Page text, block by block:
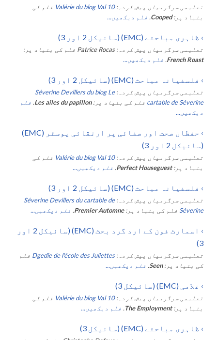
تعلیمی سرگرمیاں پیش کردہ: Valérie du blog Val 10 فلم کی
بنیاد پر: Cooped
. فلم دیکھیں...
› ظاہری مباحثے (EMC) (سائیکل 2 اور 3)
تعلیمی سرگرمیاں پیش کردہ: Patrice Rocas فلم کی بنیاد پر:
French Roast
. فلم دیکھیں...
› فلسفیانہ مباحث (EMC) (سائیکل 2 اور 3)
تعلیمی سرگرمیاں پیش کردہ: Séverine Devillers du blog Le
cartable de Séverine فلم کی بنیاد پر: Les ailes du papillon
. فلم
دیکھیں...
›
حفظان صحت اور صفائی پر ارتقائی پوسٹر (EMC)
(سائیکل 2 اور 3)
تعلیمی سرگرمیاں پیش کردہ: Valérie du blog Val 10 فلم کی
بنیاد پر: Perfect Houseguest
. فلم دیکھیں...
› فلسفیانہ مباحث (EMC) (سائیکل 2 اور 3)
تعلیمی سرگرمیاں پیش کردہ: Séverine Devillers du cartable de
Séverine فلم کی بنیاد پر: Premier Automne
. فلم دیکھیں...
›
اسمارٹ فون کے ارد گرد بحث (EMC) (سائیکل 2 اور
3)
تعلیمی سرگرمیاں پیش کردہ: Dgedie de l'école des Juliettes فلم
کی بنیاد پر: Seen
. فلم دیکھیں...
› غلامی (EMC) (سائیکل 3)
تعلیمی سرگرمیاں پیش کردہ: Valérie du blog Val 10 فلم کی
بنیاد پر: The Employment
. فلم دیکھیں...
› ظاہری مباحثے (EMC) (سائیکل 3)